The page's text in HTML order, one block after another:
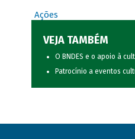
Ações
VEJA TAMBÉM
O BNDES e o apoio à
Patrocínio a eventos